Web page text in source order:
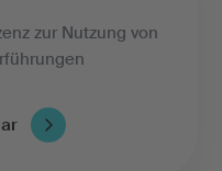
zur Nutzung von